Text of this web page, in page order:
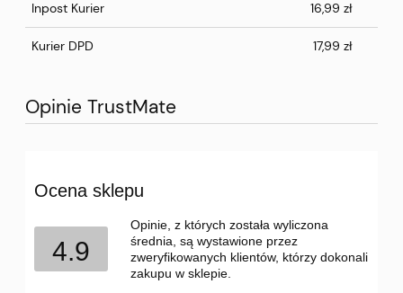
Inpost Kurier 16,99 zł
Kurier DPD 17,99 zł
Opinie TrustMate
Ocena sklepu
4.9
Opinie, z których została wyliczona
średnia, są wystawione przez
zweryfikowanych klientów, którzy dokonali
zakupu w sklepie.